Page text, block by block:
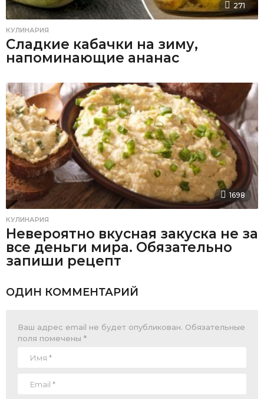
271
КУЛИНАРИЯ
Сладкие кабачки на зиму,
напоминающие ананас
1698
КУЛИНАРИЯ
Невероятно вкусная закуска не за
все деньги мира. Обязательно
запиши рецепт
ОДИН КОММЕНТАРИЙ
Ваш адрес email не будет опубликован. Обязательные
поля помечены *